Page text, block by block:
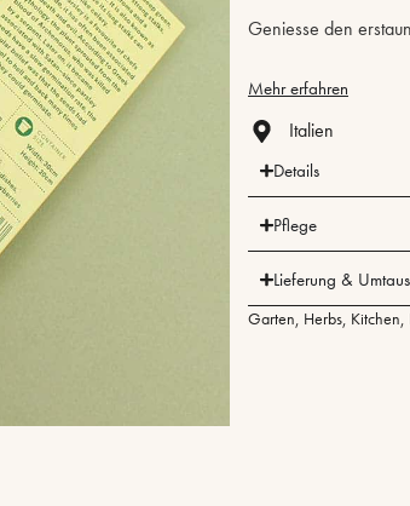
Geniesse den
Mehr erfahren
Italien
Details
Pflege
Lieferung &
Garten, Herbs, Kitchen,